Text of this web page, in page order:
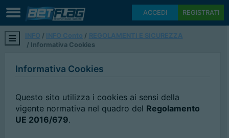
ACCEDI REGISTRATI
INFO INFO Conto
REGOLAMENTI E SICUREZZA
Informativa Cookies
Informativa Cookies
Questo sito utilizza i cookies ai sensi della
vigente normativa nel quadro del Regolamento
UE 2016/679.